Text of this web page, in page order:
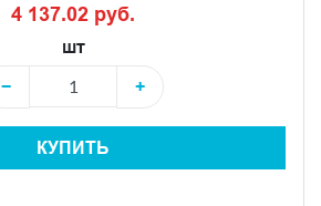
4 137.02 руб.
шт
−
+
КУПИТЬ